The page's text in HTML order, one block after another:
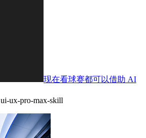
现在看球赛都可以借助 AI
ui-ux-pro-max-skill